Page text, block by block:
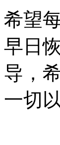
希望
早日
导，
一切